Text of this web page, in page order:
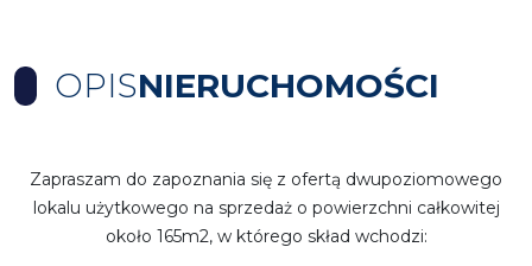
OPISNIERUCHOMOŚCI
Zapraszam do zapoznania się z ofertą dwupoziomowego
lokalu użytkowego na sprzedaż o powierzchni całkowitej
około 165m2, w którego skład wchodzi: